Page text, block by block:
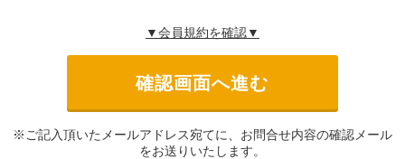
▼会員規約を確認▼
※ご記入頂いたメールアドレス宛てに、お問合せ内容の確認メール
をお送りいたします。